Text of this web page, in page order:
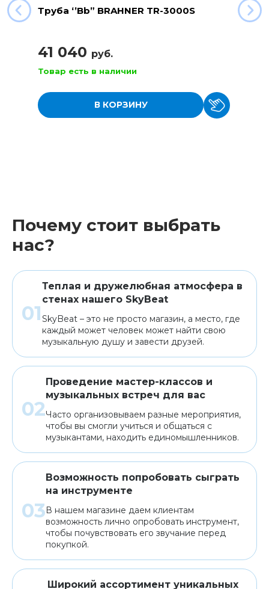
Труба ‘’Bb” BRAHNER TR-3000S
41 040 руб.
Товар есть в наличии
В КОРЗИНУ
Почему стоит выбрать
нас?
Теплая и дружелюбная атмосфера в
стенах нашего SkyBeat
SkyBeat – это не просто магазин, а место, где
каждый может человек может найти свою
музыкальную душу и завести друзей.
Проведение мастер-классов и
музыкальных встреч для вас
Часто организовываем разные мероприятия,
чтобы вы смогли учиться и общаться с
музыкантами, находить единомышленников.
Возможность попробовать сыграть
на инструменте
В нашем магазине даем клиентам
возможность лично опробовать инструмент,
чтобы почувствовать его звучание перед
покупкой.
Широкий ассортимент уникальных